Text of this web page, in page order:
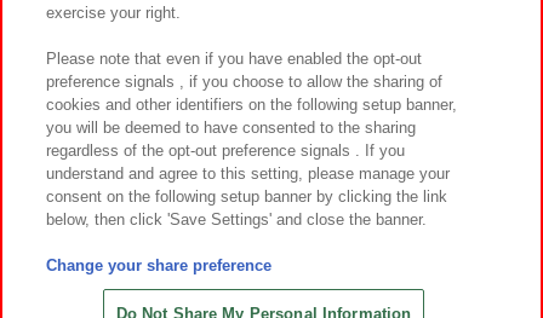
お取引先さまとともに
カスタマーハラスメント対応方針 よくあるご質問・お問い合わせ
©Bandai Namco Amusement Inc.
©Bandai Namco Amusement Lab Inc.
©HANAYASHIKI Co., Ltd. All Rights Reserved.
exercise your right.
Please note that even if you have enabled the opt-out
preference signals , if you choose to allow the sharing of
cookies and other identifiers on the following setup banner,
you will be deemed to have consented to the sharing
regardless of the opt-out preference signals . If you
understand and agree to this setting, please manage your
consent on the following setup banner by clicking the link
below, then click 'Save Settings' and close the banner.
Change your share preference
Do Not Share My Personal Information